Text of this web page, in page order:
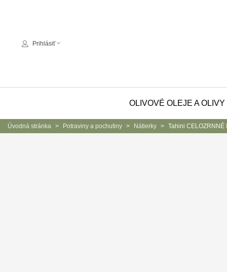
Prihlásiť
OLIVOVÉ OLEJE A OLIVY
Úvodná stránka > Potraviny a pochutiny > Nátierky > Tahini CELOZRNNÉ